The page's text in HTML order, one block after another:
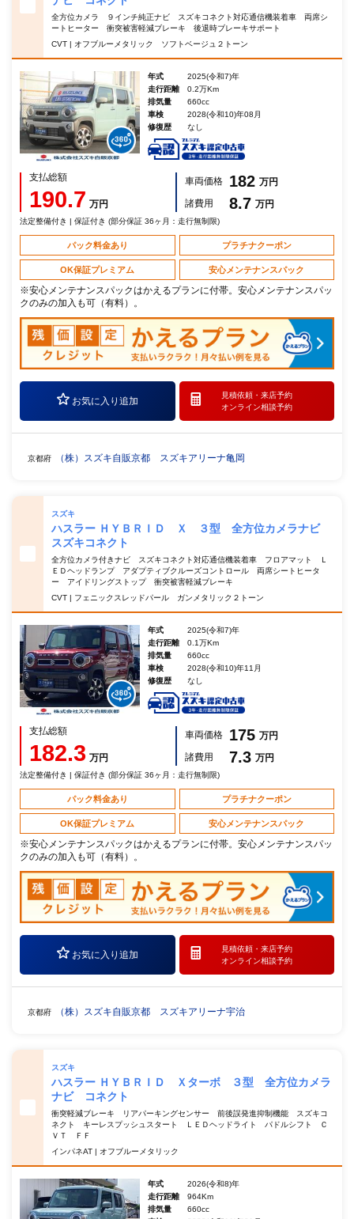
全方位カメラ ９インチ純正ナビ スズキコネクト対応通信機装着車 両席シ
ートヒーター 衝突被害軽減ブレーキ 後退時ブレーキサポート
CVT | オフブルーメタリック ソフトベージュ２トーン
年式
2025(令和7)年
走行距離
0.2万Km
排気量
660cc
車検
2028(令和10)年08月
修復歴
なし
支払総額
190.7 万円
車両価格 182 万円
諸費用
8.7 万円
法定整備付き | 保証付き (部分保証 36ヶ月：走行無制限)
パック料金あり プラチナクーポン
OK保証プレミアム 安心メンテナンスパック
※安心メンテナンスパックはかえるプランに付帯。安心メンテナンスパッ
クのみの加入も可（有料）。
お気に入り追加
見積依頼・ 来店予約
オンライン相談予約
京都府 （株）スズキ自販京都 スズキアリーナ亀岡
スズキ
ハスラー ＨＹＢＲＩＤ Ｘ ３型 全方位カメラナビ
スズキコネクト
全方位カメラ付きナビ スズキコネクト対応通信機装着車 フロアマット Ｌ
ＥＤヘッドランプ アダプティブクルーズコントロール 両席シートヒータ
ー アイドリングストップ 衝突被害軽減ブレーキ
CVT | フェニックスレッドパール ガンメタリック２トーン
年式
2025(令和7)年
走行距離
0.1万Km
排気量
660cc
車検
2028(令和10)年11月
修復歴
なし
支払総額
182.3 万円
車両価格 175 万円
諸費用
7.3 万円
法定整備付き | 保証付き (部分保証 36ヶ月：走行無制限)
パック料金あり プラチナクーポン
OK保証プレミアム 安心メンテナンスパック
※安心メンテナンスパックはかえるプランに付帯。安心メンテナンスパッ
クのみの加入も可（有料）。
お気に入り追加
見積依頼・ 来店予約
オンライン相談予約
京都府 （株）スズキ自販京都 スズキアリーナ宇治
スズキ
ハスラー ＨＹＢＲＩＤ Ｘターボ ３型 全方位カメラ
ナビ コネクト
衝突軽減ブレーキ リアパーキングセンサー 前後誤発進抑制機能 スズキコ
ネクト キーレスプッシュスタート ＬＥＤヘッドライト パドルシフト Ｃ
ＶＴ ＦＦ
インパネAT | オフブルーメタリック
年式
2026(令和8)年
走行距離
964Km
排気量
660cc